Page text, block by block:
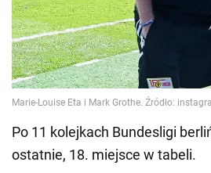
Po 11 kolejkach Bundesligi
ostatnie, 18. miejsce w tabeli.